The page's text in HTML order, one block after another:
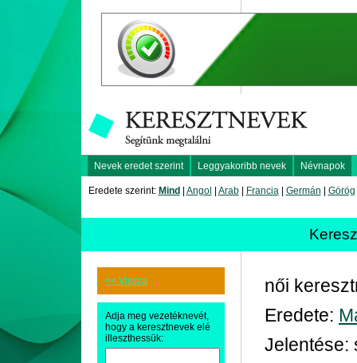
Nevek eredet szerint Leggyakoribb nevek Névnapok
Eredete szerint: Mind Angol Arab| Francia| Germán Görög
<< Vissza
Adja meg vezetéknevét,
hogy a keresztnevek elé
illeszthessük:
női
Eredete:
Jelentése: